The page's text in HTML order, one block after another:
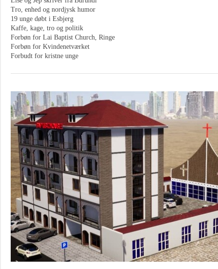
Tro, enhed og nordjysk humor
19 unge døbt i Esbjerg
Kaffe, kage, tro og politik
Forbøn for Lai Baptist Church, Ringe
Forbøn for Kvindenetværket
Forbudt for kristne unge